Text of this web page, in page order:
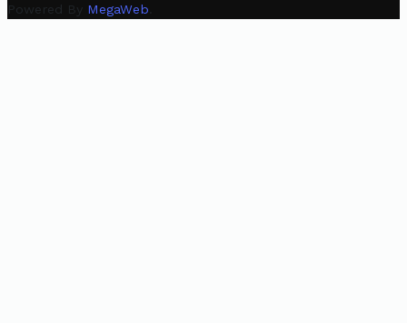
Powered By MegaWeb